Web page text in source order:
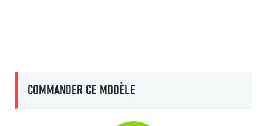
COMMANDER CE MODÈLE